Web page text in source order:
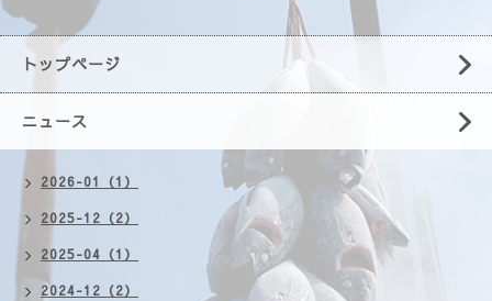
トップページ
ニュース
2026-01（1）
2025-12（2）
2025-04（1）
2024-12（2）